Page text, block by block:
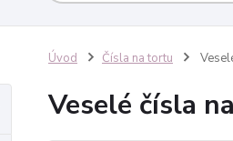
Úvod Čísla na tortu
Veselé čísla